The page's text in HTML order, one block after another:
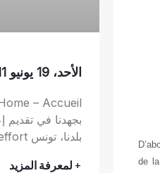
de
الأحد، 19 يونيو 2011
بجهدنا في
بلدنا، تونس Un effort
+ لمعرفة المزيد